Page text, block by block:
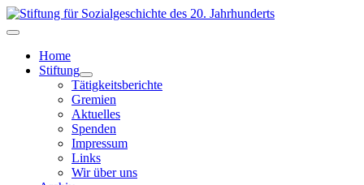
Home
Stiftung
Tätigkeitsberichte
Gremien
Aktuelles
Spenden
Impressum
Links
Wir über uns